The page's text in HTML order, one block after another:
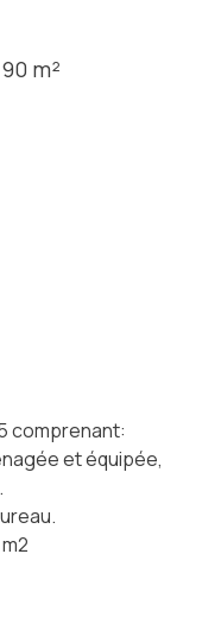
90 m²
comprenant:
et équipée,